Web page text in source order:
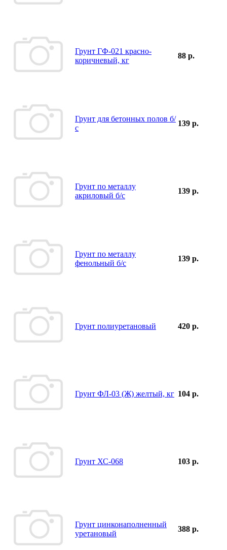
Грунт ГФ-021 красно-
коричневый, кг
88 р.
Грунт для бетонных полов б/
с
139 р.
Грунт по металлу
акриловый б/с
139 р.
Грунт по металлу
фенольный б/с
139 р.
Грунт полиуретановый 420 р.
Грунт ФЛ-03 (Ж) желтый, кг 104 р.
Грунт ХС-068 103 р.
Грунт цинконаполненный
уретановый
388 р.